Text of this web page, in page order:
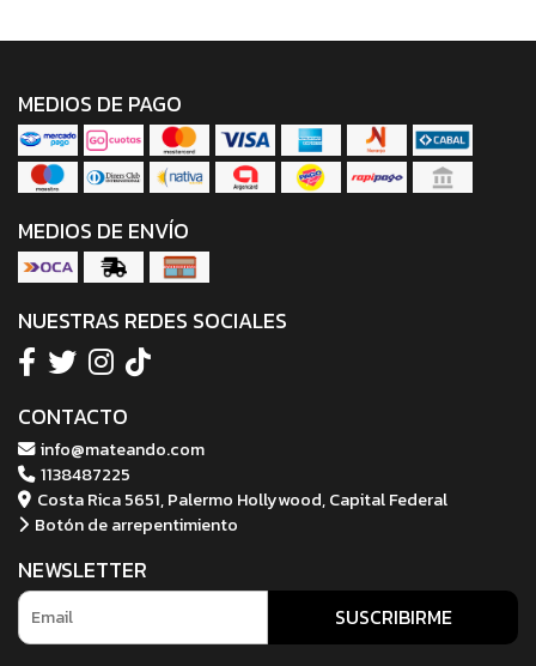
MEDIOS DE PAGO
MEDIOS DE ENVÍO
NUESTRAS REDES SOCIALES
CONTACTO
info@mateando.com
1138487225
Costa Rica 5651, Palermo Hollywood, Capital Federal
Botón de arrepentimiento
NEWSLETTER
SUSCRIBIRME